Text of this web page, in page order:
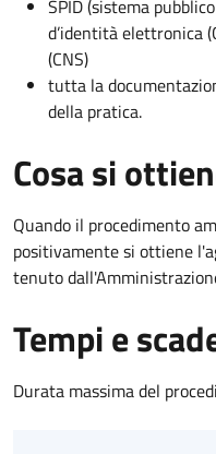
SPID (sistema
d’identità elettronica
(CNS)
tutta la
della pratica.
Cosa si
Quando il procedimento
positivamente si ottiene
tenuto
Tempi e
Durata massima del